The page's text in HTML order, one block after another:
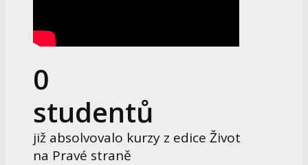
0
studentů
již absolvovalo kurzy z edice Život
na Pravé straně